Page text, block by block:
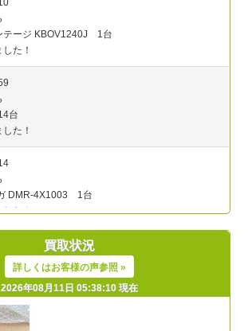
買取状況
詳しくはお客様の声参照 »
2026年08月11日 05:38:10 現在